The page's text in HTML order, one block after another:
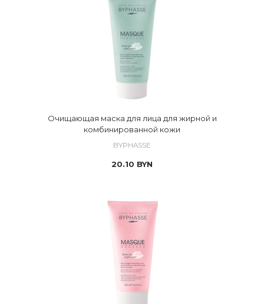
Очищающая маска для лица для жирной и
комбинированной кожи
BYPHASSE
20.10 BYN